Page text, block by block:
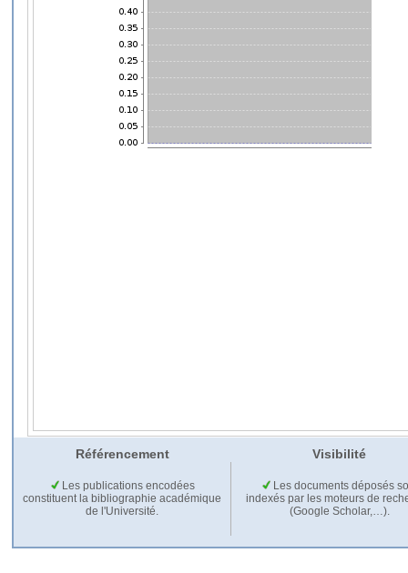
Référencement Visibilité
Les publications encodées
constituent la bibliographie académique
de l'Université.
Les documents déposés
indexés par les moteurs de
(Google Scholar,…).